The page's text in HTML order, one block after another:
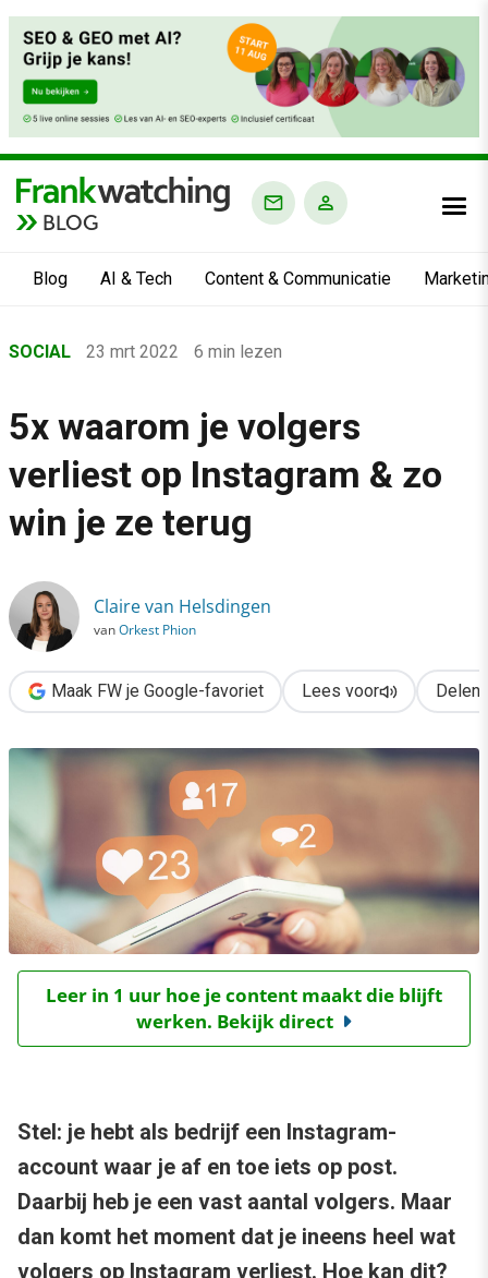
BLOG
Blog AI & Tech Content & Communicatie
›
›
Social
5x waarom je volgers verliest op Instagram & zo win je ze
SOCIAL 23 mrt 2022 6 min lezen
5x waarom je volgers
verliest op Instagram & zo
win je ze terug
Claire van Helsdingen
vanOrkest Phion
Maak FW je Google-favoriet Lees voor Delen
Leer in 1 uur hoe je content maakt die blijft
werken. Bekijk direct
Stel: je hebt als bedrijf een Instagram-
account waar je af en toe iets op post.
Daarbij heb je een vast aantal volgers. Maar
dan komt het moment dat je ineens heel wat
volgers op Instagram verliest. Hoe kan dit?